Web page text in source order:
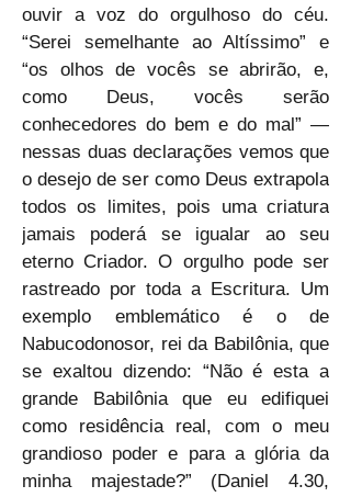
ouvir a voz do orgulhoso do céu.
“Serei semelhante ao Altíssimo” e
“os olhos de vocês se abrirão, e,
como Deus, vocês serão
conhecedores do bem e do mal” —
nessas duas declarações vemos que
o desejo de ser como Deus extrapola
todos os limites, pois uma criatura
jamais poderá se igualar ao seu
eterno Criador. O orgulho pode ser
rastreado por toda a Escritura. Um
exemplo emblemático é o de
Nabucodonosor, rei da Babilônia, que
se exaltou dizendo: “Não é esta a
grande Babilônia que eu edifiquei
como residência real, com o meu
grandioso poder e para a glória da
minha majestade?” (Daniel 4.30,